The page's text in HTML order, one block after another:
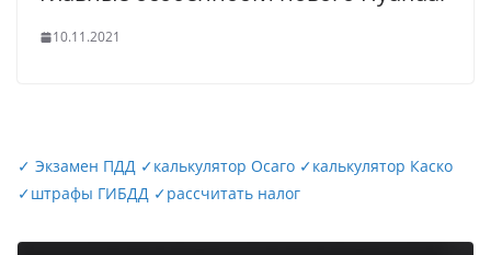
10.11.2021
✓ Экзамен ПДД ✓калькулятор Осаго ✓калькулятор Каско
✓штрафы ГИБДД ✓рассчитать налог